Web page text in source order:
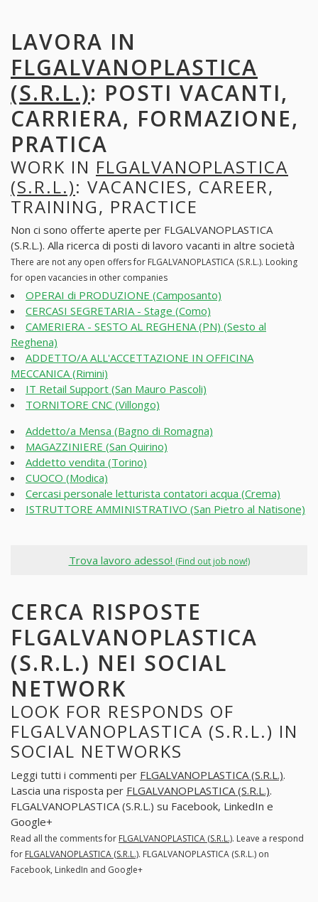
LAVORA IN
FLGALVANOPLASTICA
(S.R.L.): POSTI VACANTI,
CARRIERA, FORMAZIONE,
PRATICA
WORK IN FLGALVANOPLASTICA
(S.R.L.): VACANCIES, CAREER,
TRAINING, PRACTICE
Non ci sono offerte aperte per FLGALVANOPLASTICA
(S.R.L.). Alla ricerca di posti di lavoro vacanti in altre società
There are not any open offers for FLGALVANOPLASTICA (S.R.L.). Looking
for open vacancies in other companies
OPERAI di PRODUZIONE (Camposanto)
CERCASI SEGRETARIA - Stage (Como)
CAMERIERA - SESTO AL REGHENA (PN) (Sesto al
Reghena)
ADDETTO/A ALL'ACCETTAZIONE IN OFFICINA
MECCANICA (Rimini)
IT Retail Support (San Mauro Pascoli)
TORNITORE CNC (Villongo)
Addetto/a Mensa (Bagno di Romagna)
MAGAZZINIERE (San Quirino)
Addetto vendita (Torino)
CUOCO (Modica)
Cercasi personale letturista contatori acqua (Crema)
ISTRUTTORE AMMINISTRATIVO (San Pietro al Natisone)
Trova lavoro adesso! (Find out job now!)
CERCA RISPOSTE
FLGALVANOPLASTICA
(S.R.L.) NEI SOCIAL
NETWORK
LOOK FOR RESPONDS OF
FLGALVANOPLASTICA (S.R.L.) IN
SOCIAL NETWORKS
Leggi tutti i commenti per FLGALVANOPLASTICA (S.R.L.).
Lascia una risposta per FLGALVANOPLASTICA (S.R.L.).
FLGALVANOPLASTICA (S.R.L.) su Facebook, LinkedIn e
Google+
Read all the comments for FLGALVANOPLASTICA (S.R.L.). Leave a respond
for FLGALVANOPLASTICA (S.R.L.). FLGALVANOPLASTICA (S.R.L.) on
Facebook, LinkedIn and Google+